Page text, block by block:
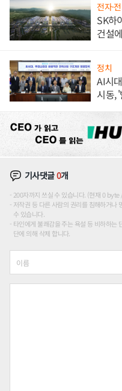
전자·
SK하
건설
정치
AI시
시동,
기사댓글0개
200자까지 쓰실 수 있습니다. (현재 0
저작권 등 다른 사람의 권리를 침해하거나
수 있습니다.
타인에게 불쾌감을 주는 욕설 등 비하하는
단에 의해 삭제 합니다.